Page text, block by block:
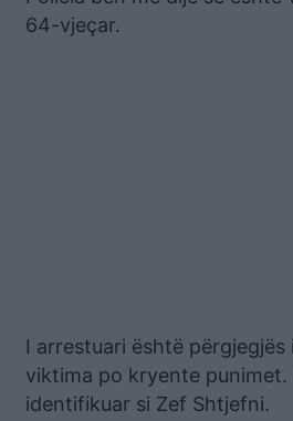
64-vjeçar.
I arrestuari është përgjegjës
viktima po kryente
identifikuar si Zef Shtjefni.